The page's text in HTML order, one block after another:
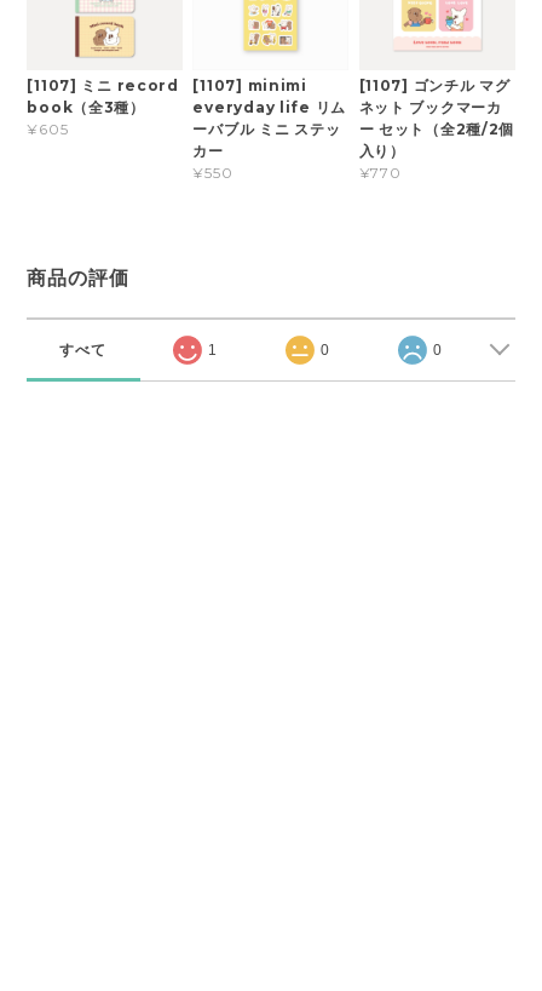
[1107] ミニ record
book（全3種）
¥605
[1107] minimi
everyday life リム
ーバブル ミニ ステッ
カー
¥550
[1107] ゴンチル マグ
ネット ブックマーカ
ー セット（全2種/2個
入り）
¥770
商品の評価
すべて 1 0 0